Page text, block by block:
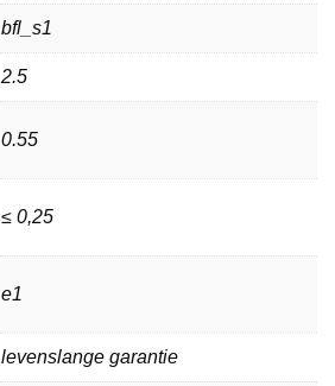
bfl_s1
2.5
0.55
≤ 0,25
e1
levenslange garantie